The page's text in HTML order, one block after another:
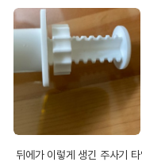
뒤에가 이렇게 생긴 주사기